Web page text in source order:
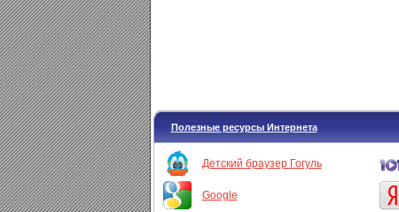
Полезные ресурсы Интернета
Детский браузер Гогуль
Google